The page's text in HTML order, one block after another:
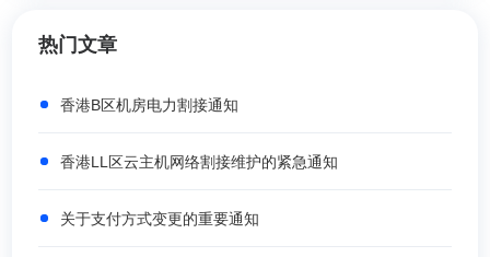
热门文章
香港B区机房电力割接通知
香港LL区云主机网络割接维护的紧急通知
关于支付方式变更的重要通知